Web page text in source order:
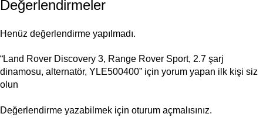
Değerlendirmeler
Henüz değerlendirme yapılmadı.
“Land Rover Discovery 3, Range Rover Sport, 2.7 şarj
dinamosu, alternatör, YLE500400” için yorum yapan ilk kişi siz
olun
Değerlendirme yazabilmek için oturum açmalısınız.